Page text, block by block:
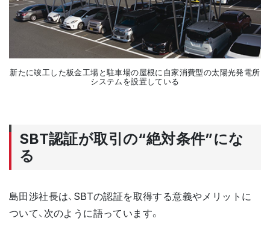
新たに竣工した板金工場と駐車場の屋根に自家消費型の太陽光発電所
システムを設置している
SBT認証が取引の“絶対条件”にな
る
島田渉社長は、SBTの認証を取得する意義やメリットに
ついて、次のように語っています。